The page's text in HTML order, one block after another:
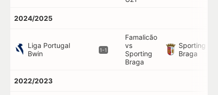
2024/2025
Liga Portugal
Bwin
1-1
Famalicão
vs
Sporting
Braga
Sporting
Braga
2022/2023